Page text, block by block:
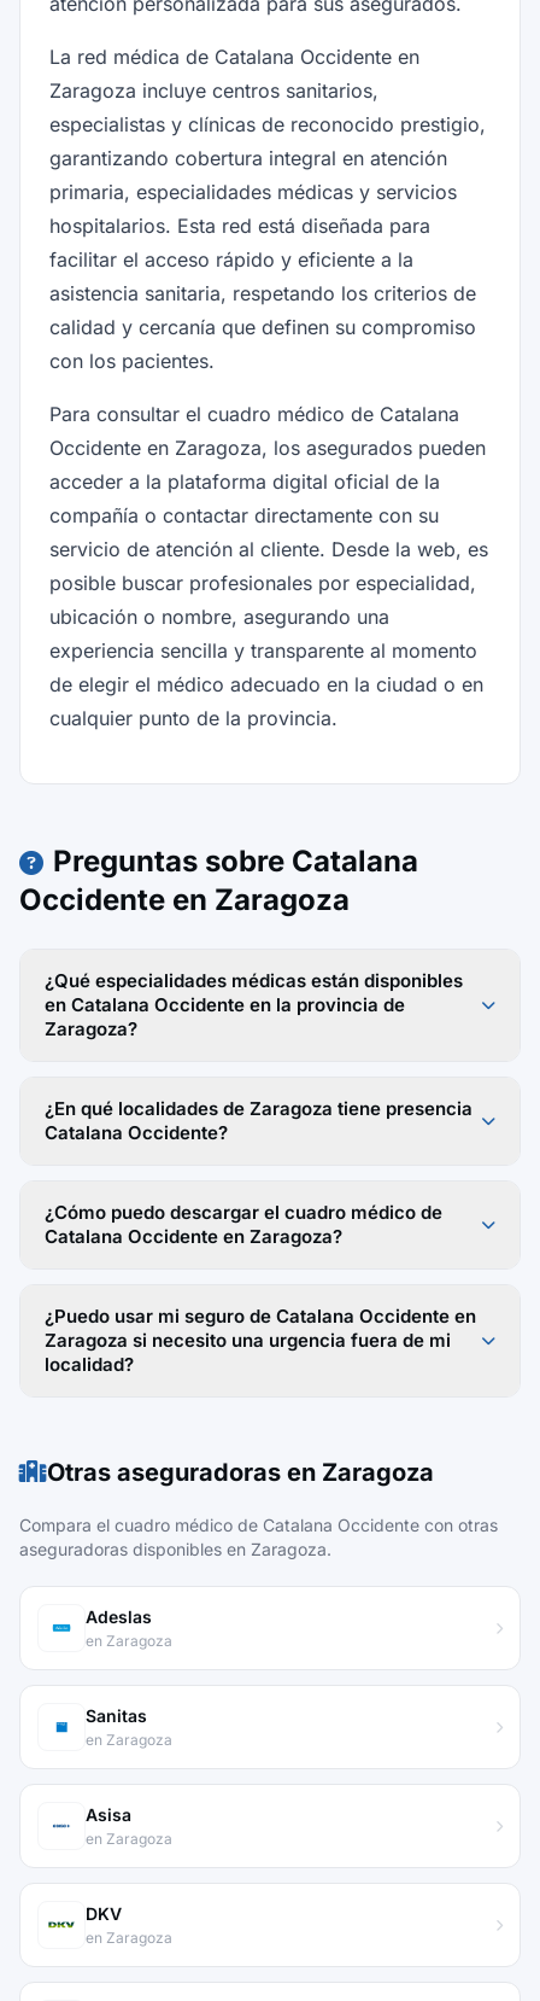
La red médica de Catalana Occidente en
Zaragoza incluye centros sanitarios,
especialistas y clínicas de reconocido prestigio,
garantizando cobertura integral en atención
primaria, especialidades médicas y servicios
hospitalarios. Esta red está diseñada para
facilitar el acceso rápido y eficiente a la
asistencia sanitaria, respetando los criterios de
calidad y cercanía que definen su compromiso
con los pacientes.
Para consultar el cuadro médico de Catalana
Occidente en Zaragoza, los asegurados pueden
acceder a la plataforma digital oficial de la
compañía o contactar directamente con su
servicio de atención al cliente. Desde la web, es
posible buscar profesionales por especialidad,
ubicación o nombre, asegurando una
experiencia sencilla y transparente al momento
de elegir el médico adecuado en la ciudad o en
cualquier punto de la provincia.
Preguntas sobre Catalana
Occidente en Zaragoza
¿Qué especialidades médicas están disponibles
en Catalana Occidente en la provincia de
Zaragoza?
¿En qué localidades de Zaragoza tiene presencia
Catalana Occidente?
¿Cómo puedo descargar el cuadro médico de
Catalana Occidente en Zaragoza?
¿Puedo usar mi seguro de Catalana Occidente en
Zaragoza si necesito una urgencia fuera de mi
localidad?
Otras aseguradoras en Zaragoza
Compara el cuadro médico de Catalana Occidente con otras
aseguradoras disponibles en Zaragoza.
Adeslas
en Zaragoza
Sanitas
en Zaragoza
Asisa
en Zaragoza
DKV
en Zaragoza